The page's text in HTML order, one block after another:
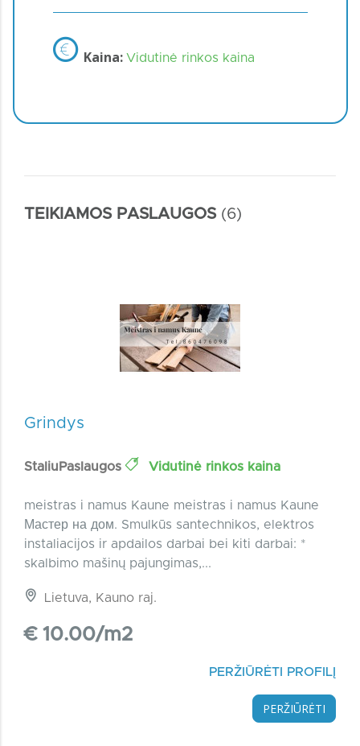
Kaina: Vidutinė rinkos kaina
TEIKIAMOS PASLAUGOS (6)
Grindys
StaliuPaslaugos Vidutinė rinkos kaina
meistras i namus Kaune meistras i namus Kaune
Мастер на дом. Smulkūs santechnikos, elektros
instaliacijos ir apdailos darbai bei kiti darbai: *
skalbimo mašinų pajungimas,...
Lietuva, Kauno raj.
€ 10.00/m2
PERŽIŪRĖTI PROFILĮ
PERŽIŪRĖTI